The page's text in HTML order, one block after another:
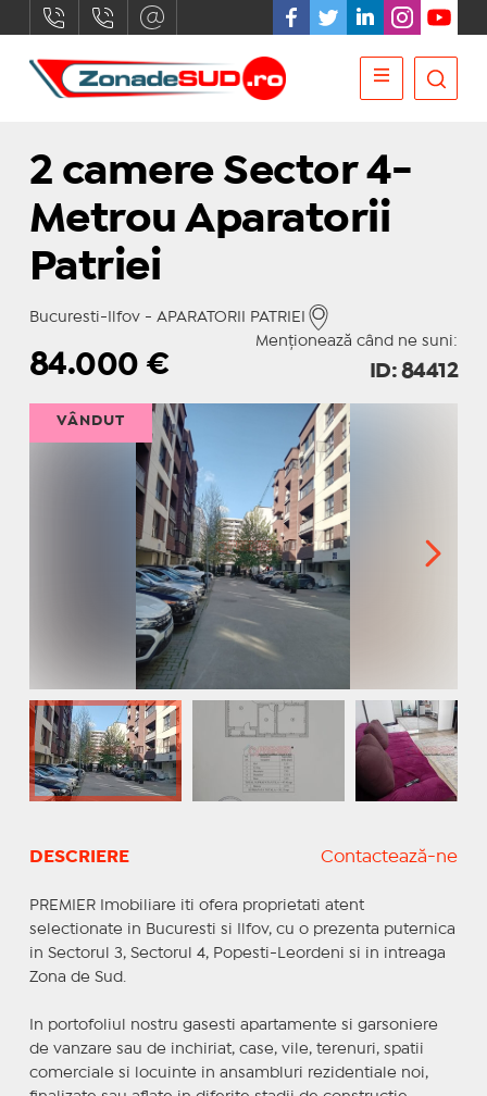
2 camere Sector 4-
Metrou Aparatorii
Patriei
Bucuresti-Ilfov - APARATORII PATRIEI
Menționează când ne suni:
84.000€ ID: 84412
VÂNDUT
DESCRIERE Contactează-ne
PREMIER Imobiliare iti ofera proprietati atent
selectionate in Bucuresti si Ilfov, cu o prezenta puternica
in Sectorul 3, Sectorul 4, Popesti-Leordeni si in intreaga
Zona de Sud.
In portofoliul nostru gasesti apartamente si garsoniere
de vanzare sau de inchiriat, case, vile, terenuri, spatii
comerciale si locuinte in ansambluri rezidentiale noi,